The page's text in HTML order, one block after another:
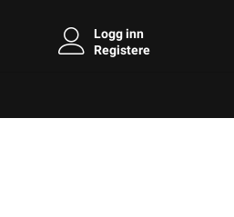
Logg inn
Registere